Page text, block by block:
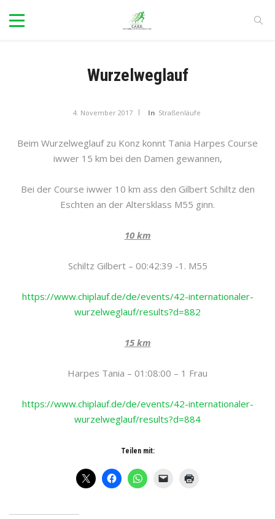
Wurzelweglauf
4. November 2017 In Straßenläufe
Beim Wurzelweglauf zu Konz konnt Tania Harpes Course
iwwer 15 km bei den Damen gewannen,
Bei der Course iwwer 10 km ass den Gilbert Schiltz den
Eschten an der Altersklass M55 ginn.
10 km
Schiltz Gilbert – 00:42:39 -1. M55
https://www.chiplauf.de/de/events/42-internationaler-
wurzelweglauf/results?d=882
15 km
Harpes Tania – 01:08:00 – 1 Frau
https://www.chiplauf.de/de/events/42-internationaler-
wurzelweglauf/results?d=884
Teilen mit: